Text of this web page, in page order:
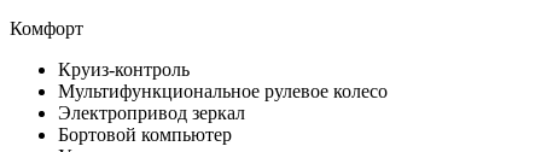
Комфорт
Круиз-контроль
Мультифункциональное рулевое колесо
Электропривод зеркал
Бортовой компьютер